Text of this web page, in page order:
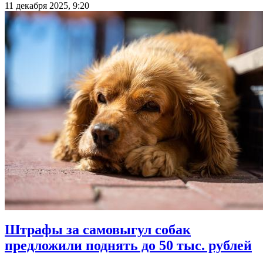
11 декабря 2025, 9:20
Штрафы за самовыгул собак
предложили поднять до 50 тыс. рублей